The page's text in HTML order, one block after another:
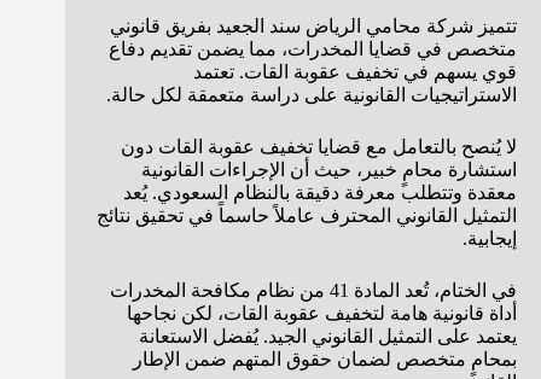
تتميز شركة محامي الرياض سند الجعيد بفريق قانوني
متخصص في قضايا المخدرات، مما يضمن تقديم دفاع
قوي يسهم في تخفيف عقوبة القات. تعتمد
الاستراتيجيات القانونية على دراسة متعمقة لكل حالة.
لا يُنصح بالتعامل مع قضايا تخفيف عقوبة القات دون
استشارة محامٍ خبير، حيث أن الإجراءات القانونية
معقدة وتتطلب معرفة دقيقة بالنظام السعودي. يُعد
التمثيل القانوني المحترف عاملاً حاسماً في تحقيق نتائج
إيجابية.
في الختام، تُعد المادة 41 من نظام مكافحة المخدرات
أداة قانونية هامة لتخفيف عقوبة القات، لكن نجاحها
يعتمد على التمثيل القانوني الجيد. يُفضل الاستعانة
بمحامٍ متخصص لضمان حقوق المتهم ضمن الإطار